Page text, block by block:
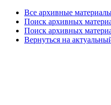
Все архивные
Поиск архивных
Поиск архивных
Вернуться на